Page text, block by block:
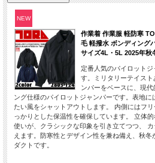
NEW
作業着 作業服 軽防寒
毛 軽撥水 ボンディング
サイズ4L・5L 2025年秋
定番人気のパイロット
す。ミリタリーテイス
ンパーをベースに、現
ング仕様のパイロットジャンパーです。表地
たい風をシャットアウトします。 内側にはフ
っかりとした保温性を確保しています。 立体
使いが、クラシックな印象を引き立てつつ、
えます。防寒性とデザイン性を兼ね備え、秋
ダクトです。